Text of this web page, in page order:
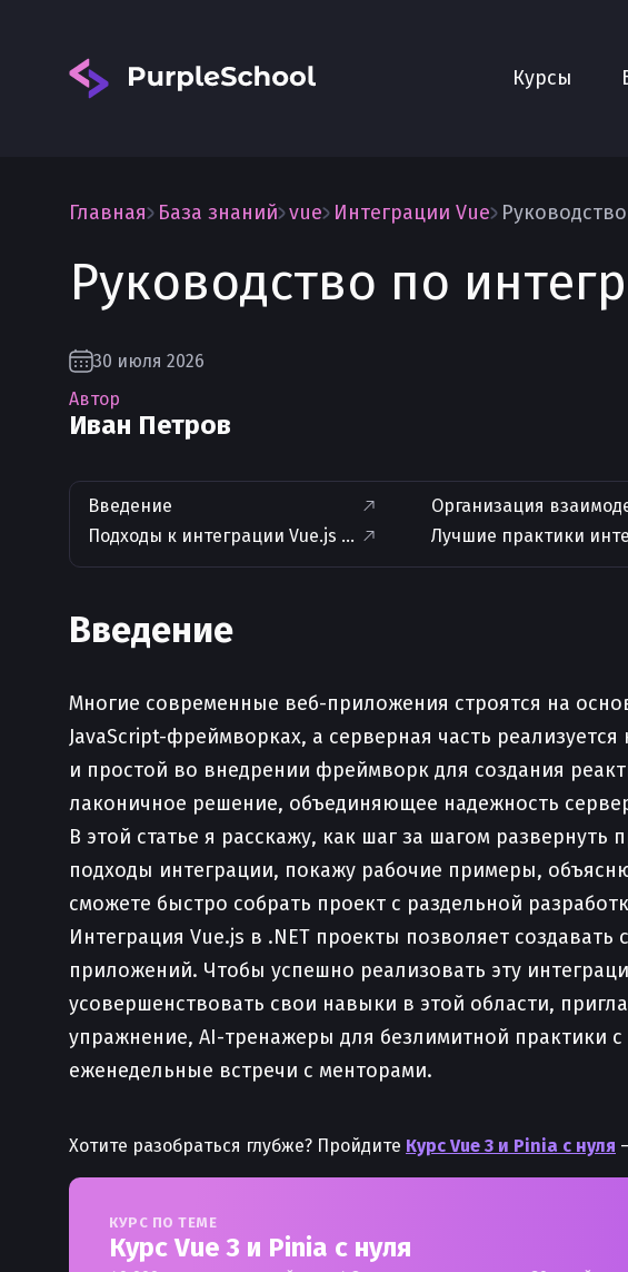
Курсы О
Главная База знаний vue Интеграции Vue
Руководство по
30 июля 2026
Автор
Иван Петров
Введение
Подходы к интеграции Vue.js и .NET
Организация
Лучшие практики
Введение
Многие современные веб-приложения строятся на
JavaScript-фреймворках, а серверная часть
и простой во внедрении фреймворк для создания
лаконичное решение, объединяющее надежность
В этой статье я расскажу, как шаг за шагом развернуть
подходы интеграции, покажу рабочие примеры,
сможете быстро собрать проект с раздельной
Интеграция Vue.js в .NET проекты позволяет
приложений. Чтобы успешно реализовать эту
усовершенствовать свои навыки в этой области,
упражнение, AI-тренажеры для безлимитной практики
еженедельные встречи с менторами.
Хотите разобраться глубже? Пройдите Курс Vue 3 и Pinia с нуля
КУРС ПО ТЕМЕ
Курс Vue 3 и Pinia с нуля